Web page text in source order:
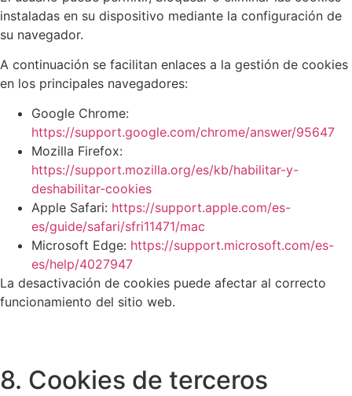
instaladas en su dispositivo mediante la configuración de
su navegador.
A continuación se facilitan enlaces a la gestión de cookies
en los principales navegadores:
Google Chrome:
https://support.google.com/chrome/answer/95647
Mozilla Firefox:
https://support.mozilla.org/es/kb/habilitar-y-
deshabilitar-cookies
Apple Safari: https://support.apple.com/es-
es/guide/safari/sfri11471/mac
Microsoft Edge: https://support.microsoft.com/es-
es/help/4027947
La desactivación de cookies puede afectar al correcto
funcionamiento del sitio web.
8. Cookies de terceros